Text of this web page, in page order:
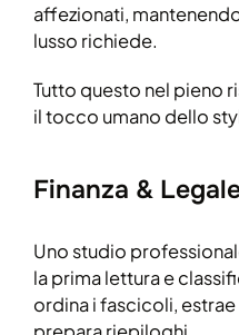
affezionati,
lusso richiede.
Tutto questo nel pieno
il tocco umano dello
Finanza &
Uno studio
la prima lettura e
ordina i fascicoli,